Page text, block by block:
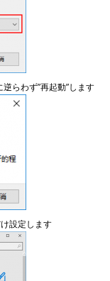
らわず”再起動”します
設定します